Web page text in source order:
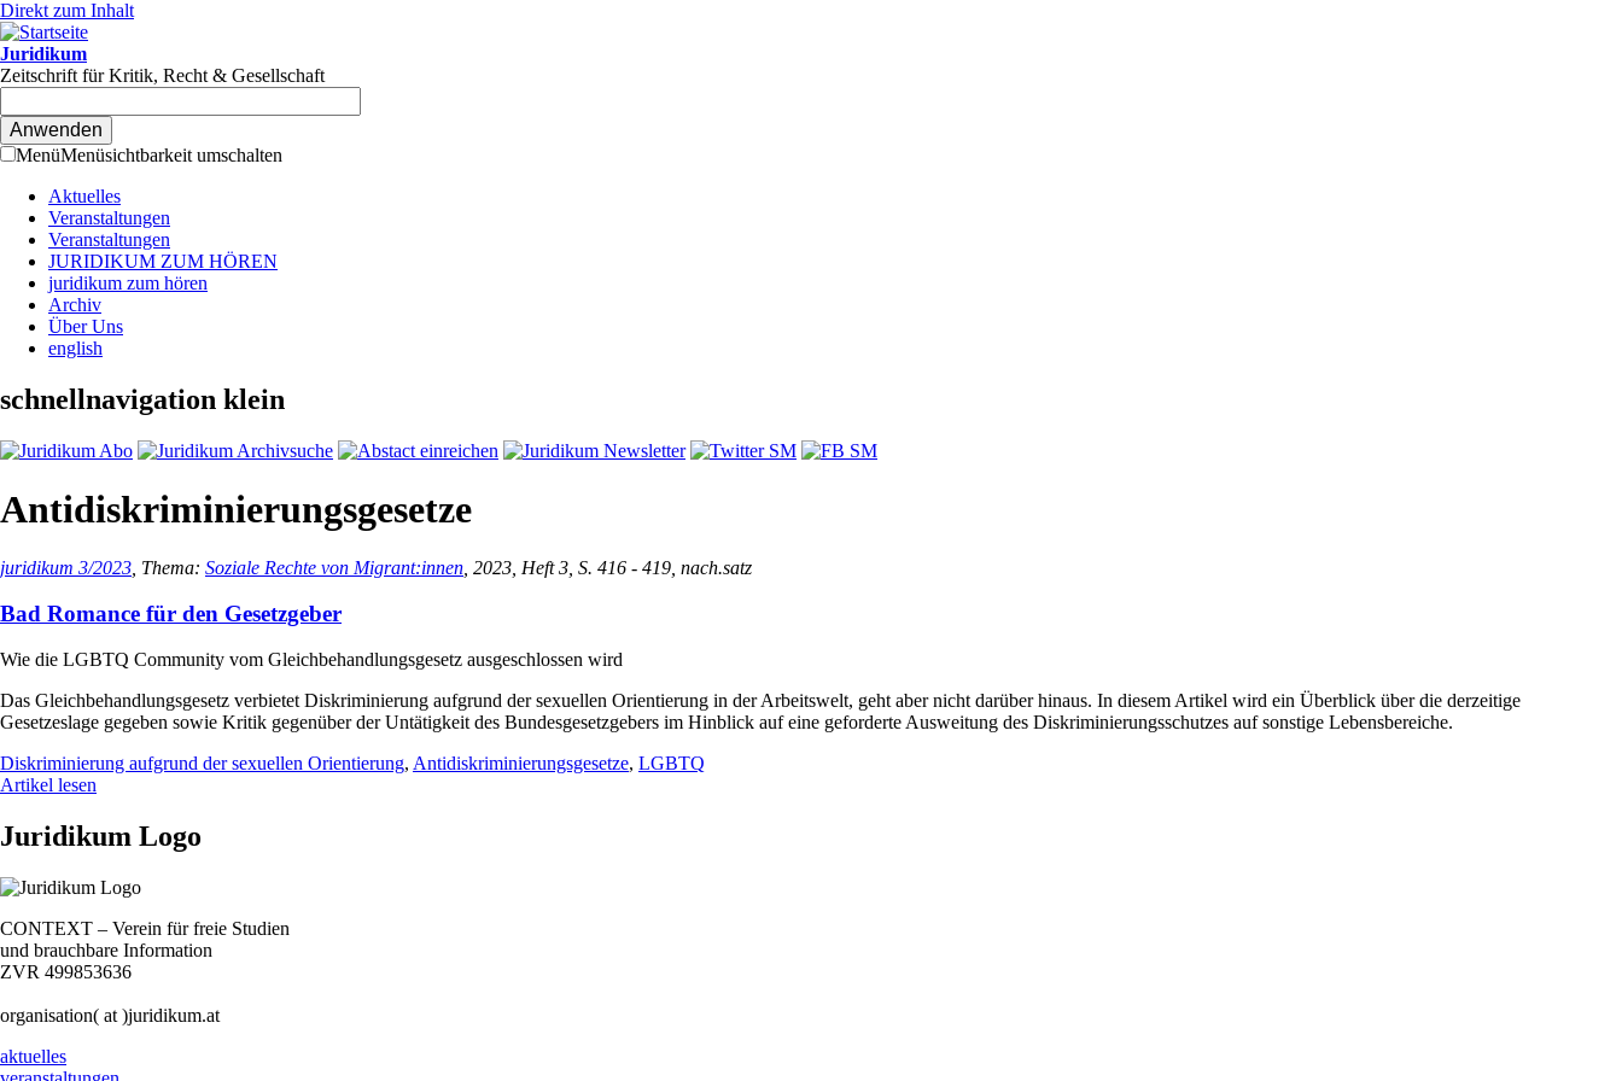
Direkt zum Inhalt
Juridikum
Zeitschrift für Kritik, Recht & Gesellschaft
MenüMenüsichtbarkeit umschalten
Aktuelles
Veranstaltungen
Veranstaltungen
JURIDIKUM ZUM HÖREN
juridikum zum hören
Archiv
Über Uns
english
schnellnavigation klein
Antidiskriminierungsgesetze
juridikum 3/2023 , Thema: Soziale Rechte von Migrant:innen , 2023, Heft 3, S. 416 - 419, nach.satz
Bad Romance für den Gesetzgeber
Wie die LGBTQ Community vom Gleichbehandlungsgesetz ausgeschlossen wird
Das Gleichbehandlungsgesetz verbietet Diskriminierung aufgrund der sexuellen Orientierung in der Arbeitswelt, geht aber nicht darüber hinaus. In diesem Artikel wird ein Überblick über die derzeitige
Gesetzeslage gegeben sowie Kritik gegenüber der Untätigkeit des Bundesgesetzgebers im Hinblick auf eine geforderte Ausweitung des Diskriminierungsschutzes auf sonstige Lebensbereiche.
Diskriminierung aufgrund der sexuellen Orientierung, Antidiskriminierungsgesetze, LGBTQ
Artikel lesen
Juridikum Logo
CONTEXT – Verein für freie Studien
und brauchbare Information
ZVR 499853636
organisation( at )juridikum.at
aktuelles